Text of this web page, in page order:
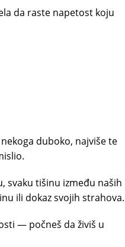
da raste napetost koju
duboko, najviše te
svaku tišinu između naših
ili dokaz svojih strahova.
— počneš da živiš u